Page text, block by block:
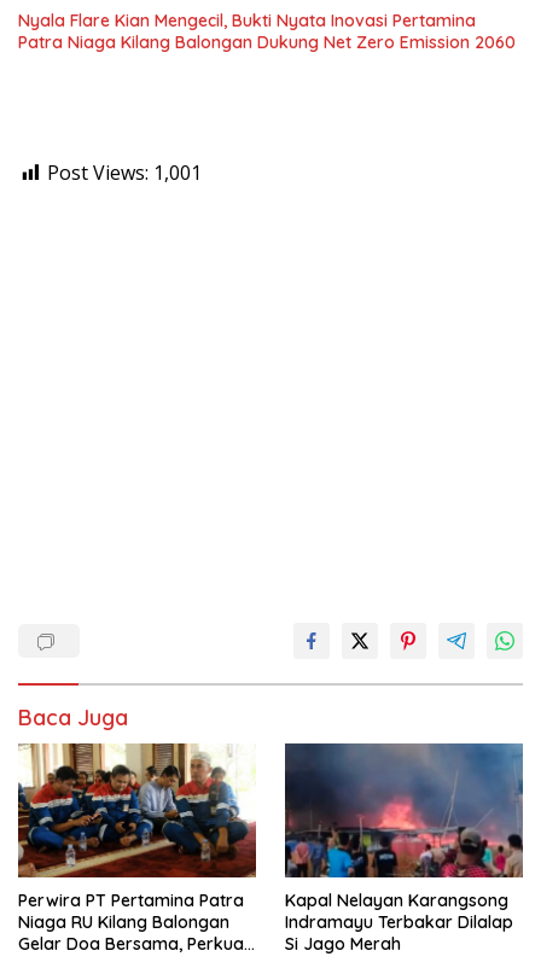
Nyala Flare Kian Mengecil, Bukti Nyata Inovasi Pertamina
Patra Niaga Kilang Balongan Dukung Net Zero Emission 2060
Post Views: 1,001
Baca Juga
Perwira PT Pertamina Patra
Niaga RU Kilang Balongan
Gelar Doa Bersama, Perkuat
Kapal Nelayan Karangsong
Indramayu Terbakar Dilalap
Si Jago Merah